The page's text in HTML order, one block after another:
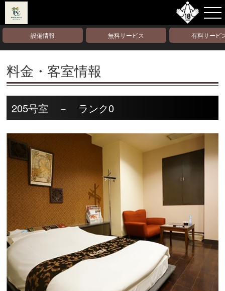
設備情報 無料サービス 有料サービ
料金・客室情報
205号室 － ランク0